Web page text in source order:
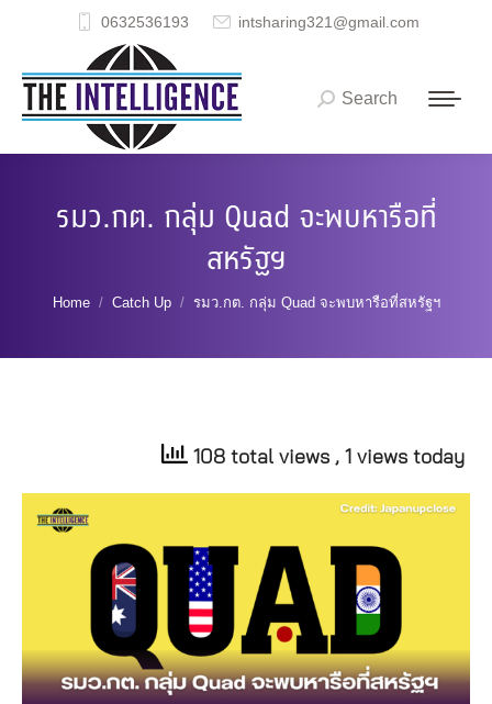
0632536193 intsharing321@gmail.com
Search:
Search
รมว.กต. กลุ่ม Quad จะพบหารือที่
สหรัฐฯ
You are here:
Home Catch Up รมว.กต. กลุ่ม Quad จะพบหารือที่สหรัฐฯ
108 total views , 1 views today